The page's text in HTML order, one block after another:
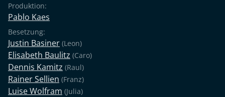
Produktion:
Pablo Kaes
Besetzung:
Justin Basiner (Leon)
Elisabeth Baulitz (Caro)
Dennis Kamitz (Raul)
Rainer Sellien (Franz)
Luise Wolfram (Julia)